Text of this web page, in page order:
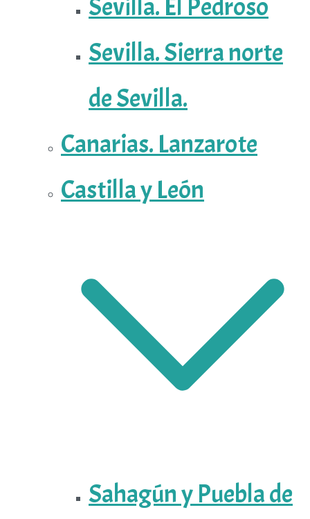
Sevilla. El Pedroso
Sevilla. Sierra norte
de Sevilla.
Canarias. Lanzarote
Castilla y León
Sahagún y Puebla de